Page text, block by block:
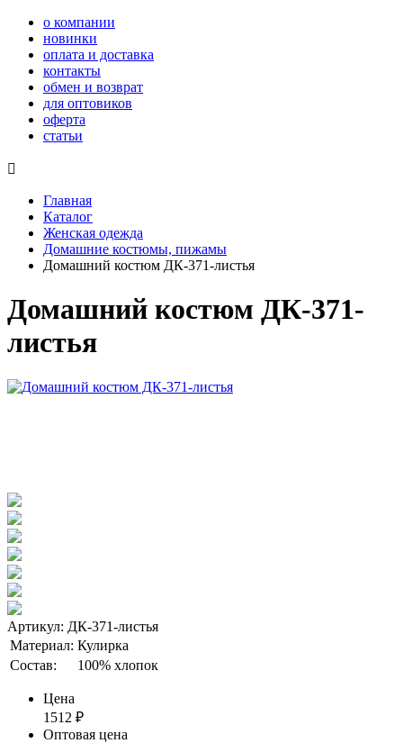
о компании
новинки
оплата и доставка
контакты
обмен и возврат
для оптовиков
оферта
статьи

Главная
Каталог
Женская одежда
Домашние костюмы, пижамы
Домашний костюм ДК-371-листья
Домашний костюм ДК-371-
листья
Артикул: ДК-371-листья
Материал: Кулирка
Состав:
100% хлопок
Цена
1512 ₽
Оптовая цена